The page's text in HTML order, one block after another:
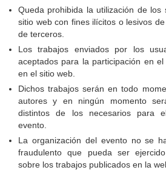
Queda prohibida la utilización de los
sitio web con fines ilícitos o lesivos
de terceros.
Los trabajos enviados por los
aceptados para la participación en
en el sitio web.
Dichos trabajos serán en todo
autores y en ningún momento
distintos de los necesarios para
evento.
La organización del evento no se
fraudulento que pueda ser
sobre los trabajos publicados en la